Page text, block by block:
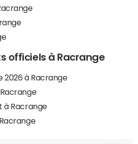
officiels à Racrange
2026 à Racrange
à Racrange